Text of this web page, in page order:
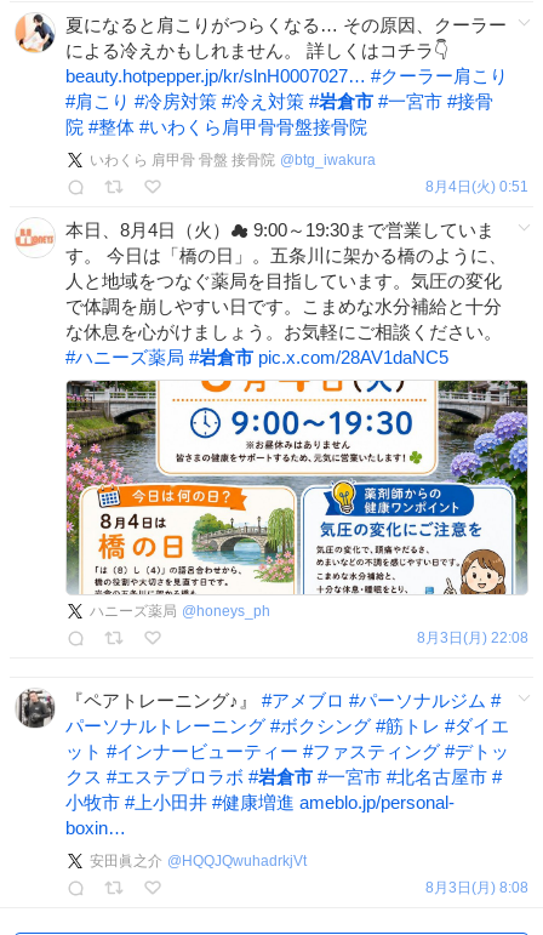
夏になると肩こりがつらくなる… その原因、クーラー
による冷えかもしれません。 詳しくはコチラ👇
beauty.hotpepper.jp/kr/slnH0007027… #クーラー肩こり
#肩こり #冷房対策 #冷え対策 #岩倉市 #一宮市 #接骨
院 #整体 #いわくら肩甲骨骨盤接骨院
いわくら 肩甲骨 骨盤 接骨院 @btg_iwakura
8月4日(火) 0:51
本日、8月4日（火）☁ 9:00～19:30まで営業していま
す。 今日は「橋の日」。五条川に架かる橋のように、
人と地域をつなぐ薬局を目指しています。気圧の変化
で体調を崩しやすい日です。こまめな水分補給と十分
な休息を心がけましょう。お気軽にご相談ください。
#ハニーズ薬局 #岩倉市 pic.x.com/28AV1daNC5
ハニーズ薬局 @ honeys_ph
8月3日(月) 22:08
『ペアトレーニング♪』 #アメブロ #パーソナルジム #
パーソナルトレーニング #ボクシング #筋トレ #ダイエ
ット #インナービューティー #ファスティング #デトッ
クス #エステプロラボ #岩倉市 #一宮市 #北名古屋市 #
小牧市 #上小田井 #健康増進 ameblo.jp/personal-
boxin…
安田眞之介 @ HQQJQwuhadrkjVt
8月3日(月) 8:08